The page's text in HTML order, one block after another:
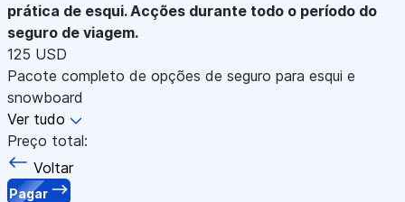
prática de esqui. Acções durante todo o período do
seguro de viagem.
125 USD
Pacote completo de opções de seguro para esqui e
snowboard
Ver tudo
Preço total:
Voltar
Pagar